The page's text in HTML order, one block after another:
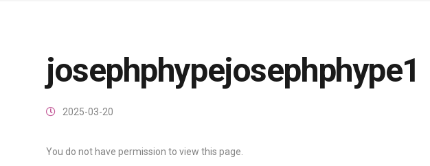
josephphypejosephphype1
2025-03-20
You do not have permission to view this page.